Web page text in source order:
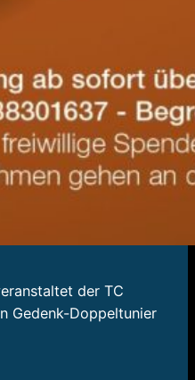
der TC
Gedenk-Doppeltunier